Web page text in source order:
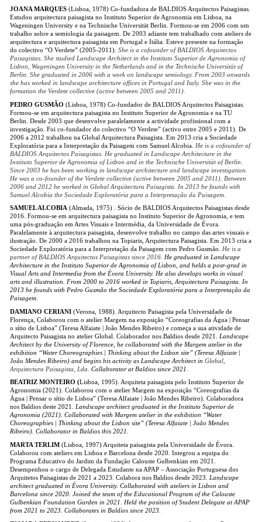
JOANA MARQUES(Lisboa, 1978) Co-fundadora de BALDIOS Arquitectos Paisagistas.
Estudou arquitectura paisagista no Instituto Superior de Agronomia em Lisboa, na
Wageningen University e na Technische Universität Berlin. Formou-se em 2006 com um
trabalho sobre a semiologia da paisagem. De 2003 adiante tem trabalhado com ateliers de
arquitectura e arquitectura paisagista em Portugal e Itália. Esteve presente na formação
do colectivo “O Verdete” (2005-2011).She is a cofounder of BALDIOS Arquitectos
Paisagistas. She studied Landscape Architect in the Instituto Superior de Agronomia of
Lisbon, Wageningen University in the Netherlands and in the Technische Universität of
Berlin. She graduated in 2006 with a work on landscape semiology. From 2003 onwards
she has worked in landscape architecture offices in Portugal and Italy. She was in the
formation the Verdete collective (active between 2005 and 2011).
PEDRO GUSMÃO(Lisboa, 1978) Co-fundador de BALDIOS Arquitectos Paisagistas.
Formou-se em arquitectura paisagista no Instituto Superior de Agronomia e na TU
Berlin. Desde 2003 que desenvolve paralelamente a actividade profissional com a
investigação. Foi co-fundador do colectivo “O Verdete” (activo entre 2005 e 2011). De
2006 a 2012 trabalhou na Global Arquitectura Paisagista. Em 2013 cria a Sociedade
Exploratória para a Interpretação da Paisagem com Samuel Alcobia. He is a cofounder of
BALDIOS Arquitectos Paisagistas. He graduated in Landscape Architecture in the
Instituto Superior de Agronomia of Lisbon and in the Technische Universität of Berlin.
Since 2003 he has been working in landscape architecture and landscape investigation.
He was a co-founder of the Verdete collective (active between 2005 and 2011). Between
2006 and 2012 he worked in Global Arquitectura Paisagista. In 2013 he founds with
Samuel Alcobia the Sociedade Exploratória para a Interpretação da Paisagem.
SAMUEL ALCOBIA (Almada, 1975) . Sócio de BALDIOS Arquitectos Paisagistas desde
2016. Formou-se em arquitectura paisagista no Instituto Superior de Agronomia, e tem
uma pós-graduação em Artes Visuais e Intermédia, da Universidade de Évora.
Paralelamente à arquitectura paisagista, desenvolve trabalho no campo das artes visuais e
ilustração. De 2000 a 2016 trabalhou na Topiaris, Arquitectura Paisagista. Em 2013 cria a
Sociedade Exploratória para a Interpretação da Paisagem com Pedro Gusmão. He is a
partner of BALDIOS Arquitectos Paisagistas since 2016. He graduated in Landscape
Architecture in the Instituto Superior de Agronomia of Lisbon, and helds a posr-grad in
Visual Arts and Intermedia from the Évora University. He also develops works in visual
arts and illustration. From 2000 to 2016 worked in Topiaris, Arquitectura Paisagista. In
2013 he founds with Pedro Gusmão the Sociedade Exploratória para a Interpretação da
Paisagem.
DAMIANO CERIANI (Verona, 1988). Arquitecto Paisagista pela Universidade de
Florença, Colaborou com o atelier Margem na exposição “Coreografias da Água | Pensar
o sítio de Lisboa” (Teresa Alfaiate | João Mendes Ribeiro) e começa a sua atividade de
Arquitecto Paisagista no atelier Global. Colaborador nos Baldios desde 2021. Landscape
Architect by the University of Florence, he collaborated with the Margem atelier in the
exhibition “Water Choreographies | Thinking about the Lisbon site” (Teresa Alfaiate |
João Mendes Ribeiro) and begins his activity as Landscape Architect inGlobal,
Arquitectura Paisagista, Lda . Collaborator at Baldios since 2021.
BEATRIZ MONTEIRO (Lisboa, 1995). Arquiteta paisagista pelo Instituto Superior de
Agronomia (2021). Colaborou com o atelier Margem na exposição “Coreografias da
Água | Pensar o sítio de Lisboa” (Teresa Alfaiate | João Mendes Ribeiro). Colaboradora
nos Baldios deste 2021.Landscape architect graduated in the Instituto Superior de
Agronomia (2021). Collaborated with Margem atelier in the exhibition “Water
Choreographies | Thinking about the Lisbon site” (Teresa Alfaiate | João Mendes
Ribeiro). Collaborator in Baldios this 2021.
MARTA TERLIM (Lisboa, 1997) Arquiteta paisagista pela Universidade de Évora.
Colaborou com ateliers em Lisboa e Barcelona desde 2020. Integrou a equipa do
Programa Educativo do Jardim da Fundação Calouste Gulbenkian em 2021.
Desempenhou o cargo de Delegada Estudante na APAP – Associação Portuguesa dos
Arquitetos Paisagistas de 2021 a 2023. Colabora nos Baldios desde 2023. Landscape
architect graduated in Évora University. Collaborated with ateliers in Lisbon and
Barcelona since 2020. Joined the team of the Educational Program of the Calouste
Gulbenkian Foundation Garden in 2021. Held the position of Student Delegate at APAP
from 2021 to 2023. Collaborates in Baldios since 2023.